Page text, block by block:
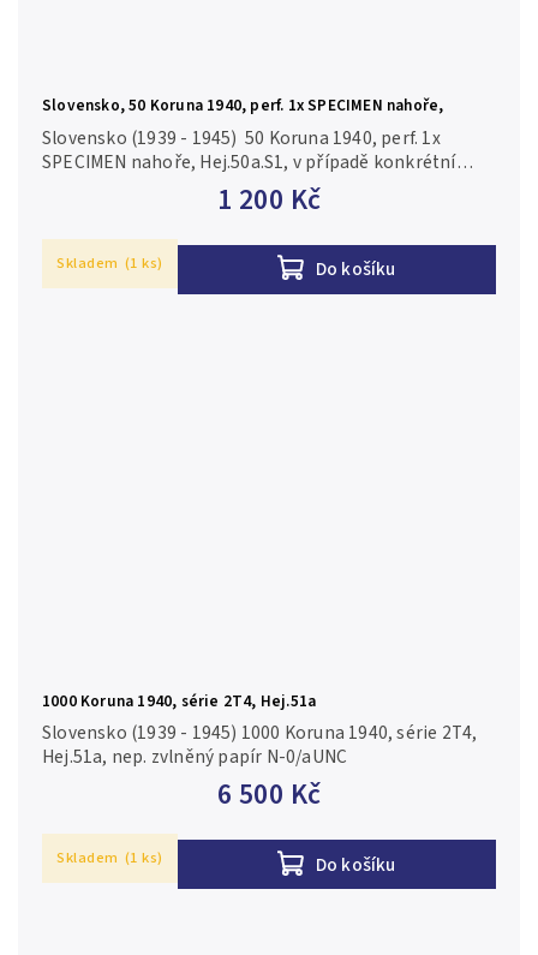
Slovensko, 50 Koruna 1940, perf. 1x SPECIMEN nahoře,
Hej.50a.S1
1 200 Kč
Do košíku
Slovensko (1939 - 1945) 50 Koruna 1940, perf. 1x
SPECIMEN nahoře, Hej.50a.S1, v případě konkrétní
série je foto pouze ilustrační N/UNC
Skladem (1 ks)
1000 Koruna 1940, série 2T4, Hej.51a
6 500 Kč
Do košíku
Slovensko (1939 - 1945) 1000 Koruna 1940, série 2T4,
Hej.51a, nep. zvlněný papír N-0/aUNC
Skladem (1 ks)